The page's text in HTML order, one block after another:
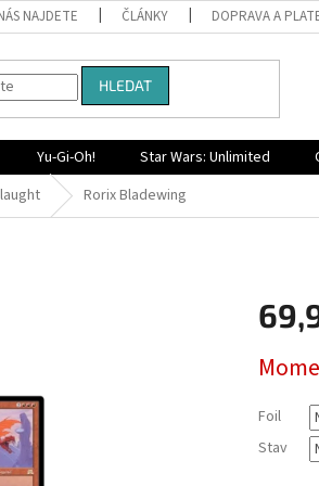
NAJDETE ČLÁNKY DOPRAVA A
HLEDAT
Yu-Gi-Oh! Star Wars: Unlimited
Rorix Bladewing
cena:
Foil
Stav